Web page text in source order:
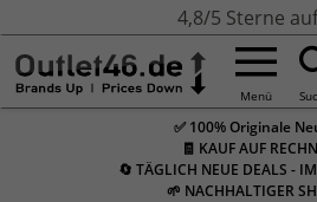
4,8/5 Sterne
Menü
✅ 100% Originale
🧾 KAUF AUF
🔄 TÄGLICH NEUE DEALS -
🌱 NACHHALTIGER